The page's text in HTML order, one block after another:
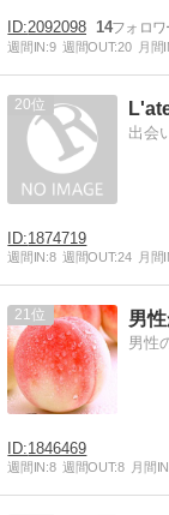
2092098 14
週間IN:9 週間OUT:20 月間
20
出会
1874719
週間IN:8 週間OUT:24 月間
21
男性
1846469
週間IN:8 週間OUT:8 月間